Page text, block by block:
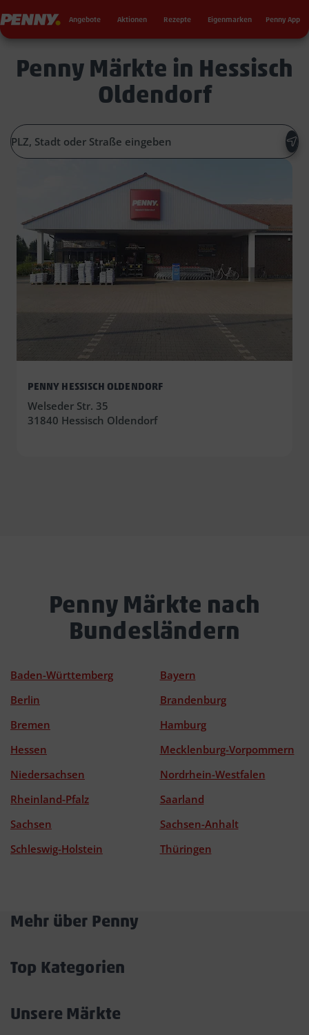
Penny Angebote Aktionen Rezepte Eigenmarken Penny App
Penny Märkte in Hessisch
Oldendorf
PENNY HESSISCH OLDENDORF
Welseder Str. 35
31840 Hessisch Oldendorf
Penny Märkte nach
Bundesländern
Baden-Württemberg
Bayern
Berlin
Brandenburg
Bremen
Hamburg
Hessen
Mecklenburg-Vorpommern
Niedersachsen
Nordrhein-Westfalen
Rheinland-Pfalz
Saarland
Sachsen
Sachsen-Anhalt
Schleswig-Holstein
Thüringen
Mehr über Penny
Top Kategorien
Unsere Märkte